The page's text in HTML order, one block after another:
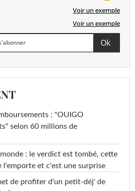
Voir un exemple
Voir un exemple
: "OUIGO
selon 60 millions de
: le verdict est tombé, cette
l'emporte et c'est une surprise
de profiter d'un petit-déj' de